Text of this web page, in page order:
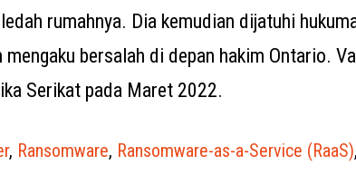
rumahnya. Dia kemudian dijatuhi
mengaku bersalah di depan hakim Ontario.
Serikat pada Maret 2022.
, Ransomware, Ransomware-as-a-Service (RaaS),